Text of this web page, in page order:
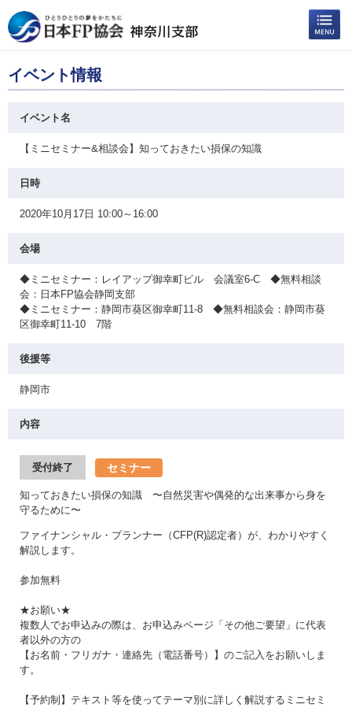
イベント情報
イベント名
【ミニセミナー&相談会】知っておきたい損保の知識
日時
2020年10月17日 10:00～16:00
会場
◆ミニセミナー：レイアップ御幸町ビル 会議室6-C ◆無料相談
会：日本FP協会静岡支部
◆ミニセミナー：静岡市葵区御幸町11-8 ◆無料相談会：静岡市葵
区御幸町11-10 7階
後援等
静岡市
内容
受付終了 セミナー
知っておきたい損保の知識 〜自然災害や偶発的な出来事から身を
守るために〜
ファイナンシャル・プランナー（CFP(R)認定者）が、わかりやすく
解説します。
参加無料
★お願い★
複数人でお申込みの際は、お申込みページ「その他ご要望」に代表
者以外の方の
【お名前・フリガナ・連絡先（電話番号）】のご記入をお願いしま
す。
【予約制】テキスト等を使ってテーマ別に詳しく解説するミニセミ